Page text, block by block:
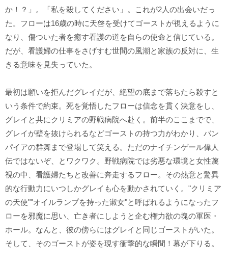
か！？」。「私を殺してください」。これが2人の出会いだっ
た。フローは16歳の時に天啓を受けてゴーストが視えるように
なり、傷ついた者を癒す看護の道を自らの使命と信じている。
だが、看護婦の仕事をさげすむ世間の風潮と家族の反対に、生
きる意味を見失っていた。
最初は願いを拒んだグレイだが、絶望の底まで落ちたら殺すと
いう条件で約束。死を覚悟したフローは信念を貫く決意をし、
グレイと共にクリミアの野戦病院へ赴く。前半のここまでで、
グレイが壁を抜けられるなどゴーストの持つ力がわかり、バン
パイアの群舞まで登場して笑える。ただのナイチンゲール偉人
伝ではないぞ、とワクワク。野戦病院では劣悪な環境と女性蔑
視の中、看護婦たちと改善に奔走するフロー。その熱意と驚異
的な行動力にいつしかグレイも心を動かされていく。"クリミア
の天使""オイルランプを持った淑女"と呼ばれるようになったフ
ローを邪魔に思い、亡き者にしようと企む権力欲の塊の軍医・
ホール。なんと、彼の傍らにはグレイと同じゴーストがいた。
そして、そのゴーストが姿を現す衝撃的な瞬間！幕が下りる。